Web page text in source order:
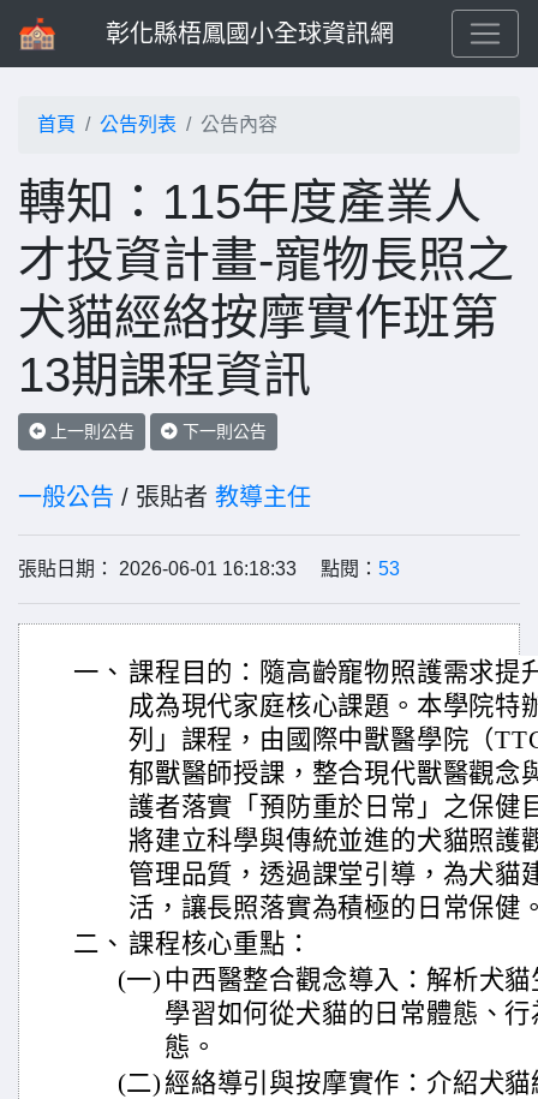
彰化縣梧鳳國小全球資訊網
首頁 公告列表 公告內容
轉知：115年度產業人
才投資計畫-寵物長照之
犬貓經絡按摩實作班第
13期課程資訊
上一則公告 下一則公告
一般公告 / 張貼者 教導主任
張貼日期： 2026-06-01 16:18:33 點閱： 53
一、 課程目的：隨高齡寵物照護需求提
成為現代家庭核心課題。本學院特
列」課程，由國際中獸醫學院（
郁獸醫師授課，整合現代獸醫觀念
護者落實「預防重於日常」之保健
將建立科學與傳統並進的犬貓照護
管理品質，透過課堂引導，為犬貓
活，讓長照落實為積極的日常保健
二、 課程核心重點：
(一) 中西醫整合觀念導入：解析犬
學習如何從犬貓的日常體態、
態。
(二) 經絡導引與按摩實作：介紹犬